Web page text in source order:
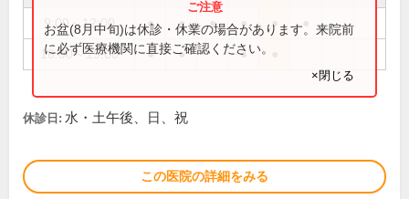
9:00～12:00 ● ● ● ● ●
16:00～19:00 ● ● ●
お盆(8月中旬)は休診・休業の場合があります。来院前
に必ず医療機関に直接ご確認ください。
×閉じる
休診日: 水・土午後、日、祝
この医院の詳細をみる